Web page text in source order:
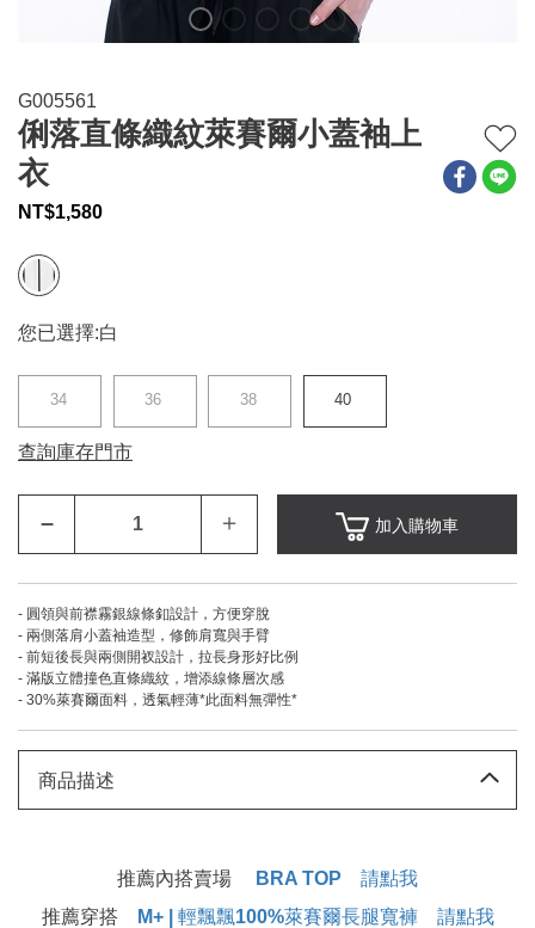
G005561
俐落直條織紋萊賽爾小蓋袖上
衣
NT$1,580
您已選擇:白
34 36 38 40
查詢庫存門市
– ＋ 加入購物車
- 圓領與前襟霧銀線條釦設計，方便穿脫
- 兩側落肩小蓋袖造型，修飾肩寬與手臂
- 前短後長與兩側開衩設計，拉長身形好比例
- 滿版立體撞色直條織紋，增添線條層次感
- 30%萊賽爾面料，透氣輕薄*此面料無彈性*
商品描述
推薦內搭賣場
BRA TOP 請點我
推薦穿搭
M+ | 輕飄飄100%萊賽爾長腿寬褲 請點我